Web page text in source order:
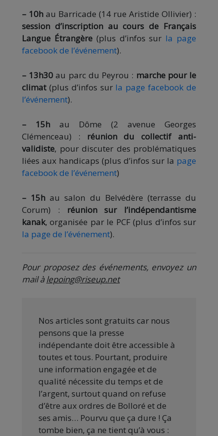
– 10h au Barricade (14 rue Aristide Ollivier) :
session d’inscription au cours de Français
Langue Étrangère(plus d’infos sur la page
facebook de l’événement).
– 13h30 au parc du Peyrou : marche pour le
climat(plus d’infos sur la page facebook de
l’événement).
– 15h au Dôme (2 avenue Georges
Clémenceau) : réunion du collectif anti-
validiste, pour discuter des problématiques
liées aux handicaps (plus d’infos sur la page
facebook de l’événement)
– 15h au salon du Belvédère (terrasse du
Corum) : réunion sur l’indépendantisme
kanak, organisée par le PCF (plus d’infos sur
la page de l’événement).
Pour proposez des événements, envoyez un
mail àlepoing@riseup.net
Nos articles sont gratuits car nous
pensons que la presse
indépendante doit être accessible à
toutes et tous. Pourtant, produire
une information engagée et de
qualité nécessite du temps et de
l’argent, surtout quand on refuse
d’être aux ordres de Bolloré et de
ses amis… Pourvu que ça dure ! Ça
tombe bien, ça ne tient qu’à vous :